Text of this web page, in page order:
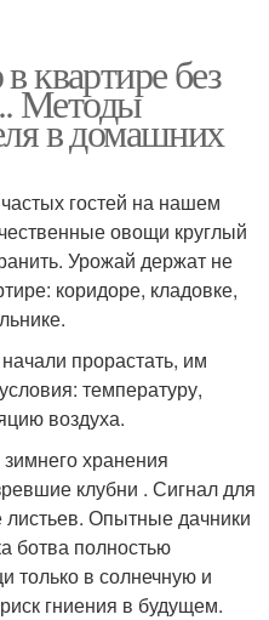
квартире без
Методы
в домашних
гостей на нашем
овощи круглый
Урожай держат не
коридоре, кладовке,
прорастать, им
температуру,
воздуха.
хранения
клубни . Сигнал для
Опытные дачники
ботва полностью
только в солнечную и
гниения в будущем.